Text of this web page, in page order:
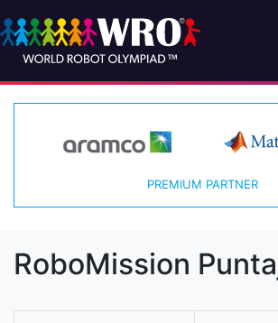
PREMIUM PARTNER
RoboMission